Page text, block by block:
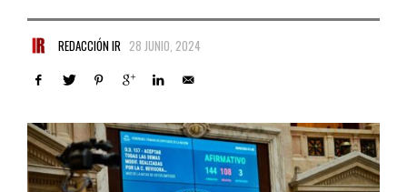
REDACCIÓN IR 28 JUNIO, 2024